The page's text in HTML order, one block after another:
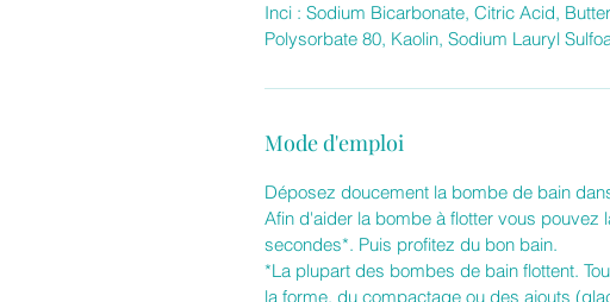
Inci : Sodium Bicarbonate, Citric Acid,
Polysorbate 80, Kaolin, Sodium Lauryl
Mode d'emploi
Déposez doucement la bombe de bain
Afin d'aider la bombe à flotter vous pouvez
secondes*. Puis profitez du bon bain.
*La plupart des bombes de bain flottent.
la forme, du compactage ou des ajouts